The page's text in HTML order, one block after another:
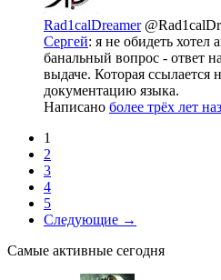
Rad1calDreamer
Сергей: я не обидеть хотел
банальный вопрос - ответ
выдаче. Которая
документацию языка.
Написано более трёх лет
1
2
3
4
5
Следующие →
Самые активные сегодня